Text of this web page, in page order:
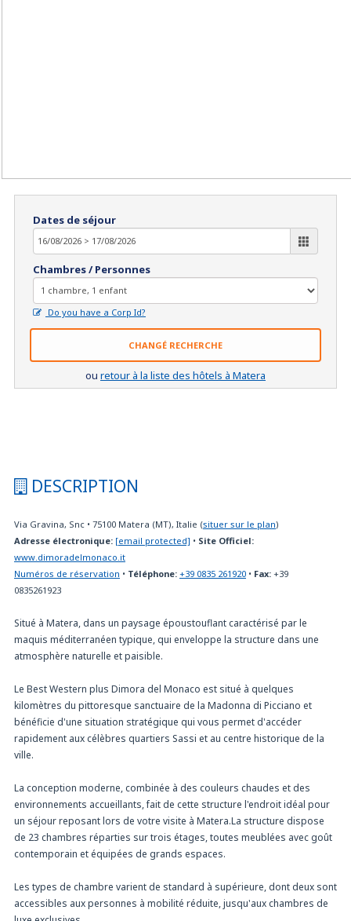
Dates de séjour
Chambres / Personnes
Do you have a Corp Id?
CHANGÉ RECHERCHE
ou retour à la liste des hôtels à Matera
DESCRIPTION
Via Gravina, Snc • 75100 Matera (MT), Italie (situer sur le plan)
Adresse électronique: [email protected] • Site Officiel:
www.dimoradelmonaco.it
Numéros de réservation • Téléphone: +39 0835 261920 • Fax: +39
0835261923
Situé à Matera, dans un paysage époustouflant caractérisé par le
maquis méditerranéen typique, qui enveloppe la structure dans une
atmosphère naturelle et paisible.
Le Best Western plus Dimora del Monaco est situé à quelques
kilomètres du pittoresque sanctuaire de la Madonna di Picciano et
bénéficie d'une situation stratégique qui vous permet d'accéder
rapidement aux célèbres quartiers Sassi et au centre historique de la
ville.
La conception moderne, combinée à des couleurs chaudes et des
environnements accueillants, fait de cette structure l'endroit idéal pour
un séjour reposant lors de votre visite à Matera.La structure dispose
de 23 chambres réparties sur trois étages, toutes meublées avec goût
contemporain et équipées de grands espaces.
Les types de chambre varient de standard à supérieure, dont deux sont
accessibles aux personnes à mobilité réduite, jusqu'aux chambres de